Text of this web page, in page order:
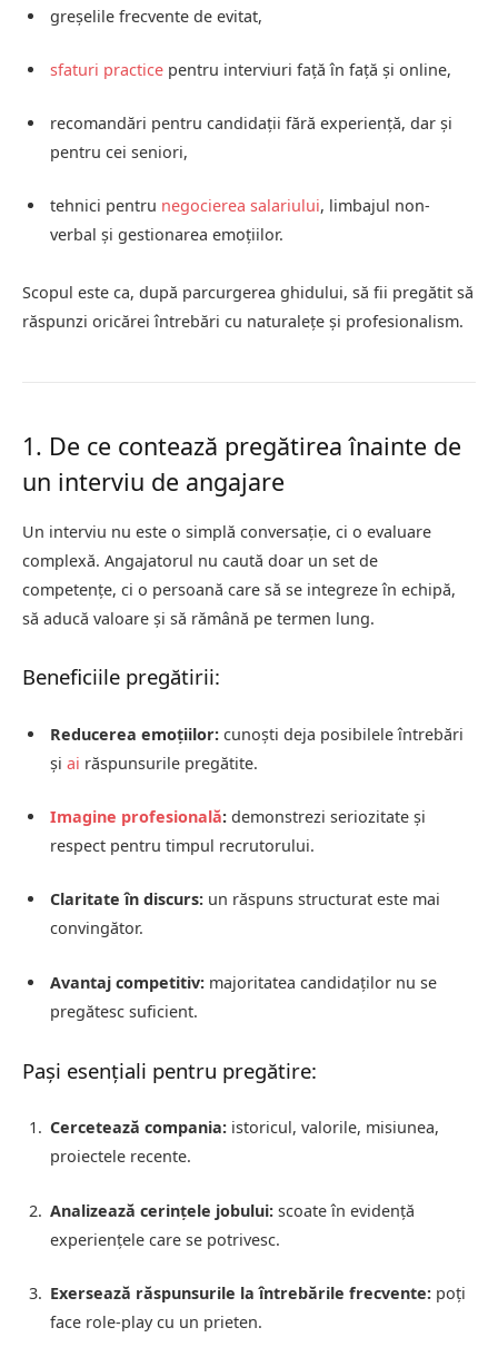
greșelile frecvente de evitat,
sfaturi practice pentru interviuri față în față și online,
recomandări pentru candidații fără experiență, dar și
pentru cei seniori,
tehnici pentru negocierea salariului, limbajul non-
verbal și gestionarea emoțiilor.
Scopul este ca, după parcurgerea ghidului, să fii pregătit să
răspunzi oricărei întrebări cu naturalețe și profesionalism.
1. De ce contează pregătirea înainte de
un interviu de angajare
Un interviu nu este o simplă conversație, ci o evaluare
complexă. Angajatorul nu caută doar un set de
competențe, ci o persoană care să se integreze în echipă,
să aducă valoare și să rămână pe termen lung.
Beneficiile pregătirii:
Reducerea emoțiilor: cunoști deja posibilele întrebări
și ai răspunsurile pregătite.
Imagine profesională: demonstrezi seriozitate și
respect pentru timpul recrutorului.
Claritate în discurs: un răspuns structurat este mai
convingător.
Avantaj competitiv: majoritatea candidaților nu se
pregătesc suficient.
Pași esențiali pentru pregătire:
Cercetează compania: istoricul, valorile, misiunea,
proiectele recente.
Analizează cerințele jobului: scoate în evidență
experiențele care se potrivesc.
Exersează răspunsurile la întrebările frecvente: poți
face role-play cu un prieten.